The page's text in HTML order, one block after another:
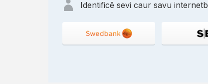
Identificē sevi caur savu